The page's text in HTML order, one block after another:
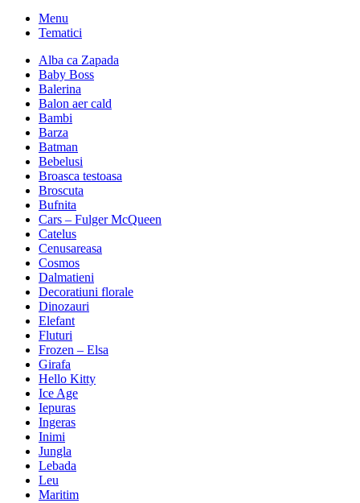
Menu
Tematici
Alba ca Zapada
Baby Boss
Balerina
Balon aer cald
Bambi
Barza
Batman
Bebelusi
Broasca testoasa
Broscuta
Bufnita
Cars – Fulger McQueen
Catelus
Cenusareasa
Cosmos
Dalmatieni
Decoratiuni florale
Dinozauri
Elefant
Fluturi
Frozen – Elsa
Girafa
Hello Kitty
Ice Age
Iepuras
Ingeras
Inimi
Jungla
Lebada
Leu
Maritim